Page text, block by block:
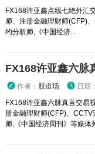
FX168许亚鑫点线七绝外汇
师、注册金融理财师(CFP)
约分析师,《中国经济...
FX168许亚鑫六脉
作者： 股道场 日期
FX168许亚鑫六脉真言交易
册金融理财师(CFP)、
师,《中国经济周刊》等媒体